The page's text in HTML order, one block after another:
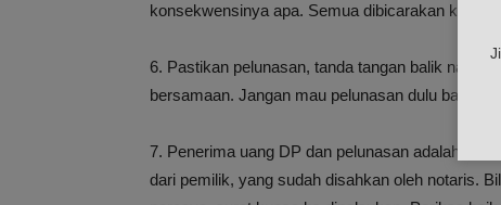
konsekwensinya apa. Semua dibicarakan ketika
6. Pastikan pelunasan, tanda tangan balik nama
bersamaan. Jangan mau pelunasan dulu baru
7. Penerima uang DP dan pelunasan adalah
dari pemilik, yang sudah disahkan oleh notaris.